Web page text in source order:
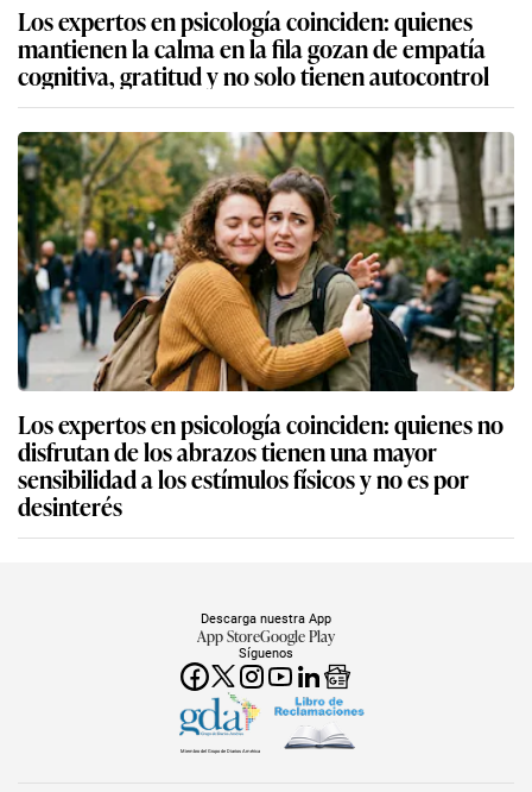
Los expertos en psicología coinciden: quienes
mantienen la calma en la fila gozan de empatía
cognitiva, gratitud y no solo tienen autocontrol
Los expertos en psicología coinciden: quienes no
disfrutan de los abrazos tienen una mayor
sensibilidad a los estímulos físicos y no es por
desinterés
Síguenos
Descarga nuestra App
App StoreGoogle Play
Miembro del Grupo de Diarios América